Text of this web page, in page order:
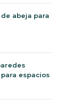
abeja para
espacios